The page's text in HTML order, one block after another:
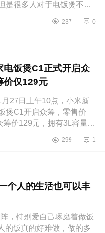
是很多人对于电饭煲不是
甜品，电饭煲都可以，但
237 0
电饭煲C1正式开启众
价仅129元
月27日上午10点，小米新
煲C1开启众筹，零售价
筹价129元，拥有3L容量和
与显隐式面板设计，3L容
299 1
个人的生活也可以丰
，特别爱自己琢磨着做饭
的饭真的好难做，做的多